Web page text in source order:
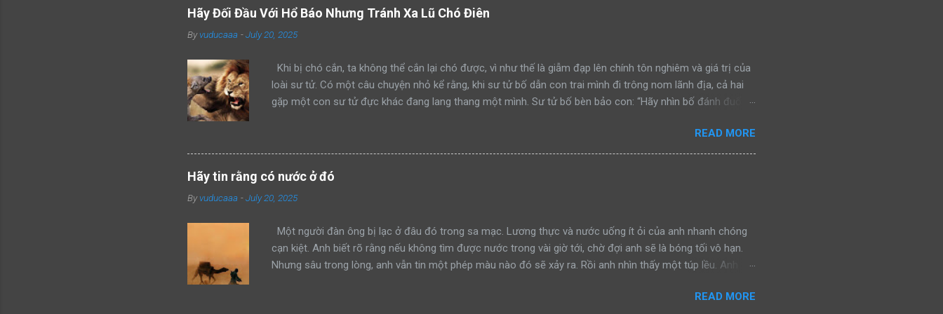
Hãy Đối Đầu Với Hổ Báo Nhưng Tránh Xa Lũ Chó Điên
Byvuducaaa -July 20, 2025
Khi bị chó cắn, ta không thể cắn lại chó được, vì như thế là giẫm đạp lên chính tôn nghiêm và giá trị của
loài sư tử. Có một câu chuyện nhỏ kể rằng, khi sư tử bố dẫn con trai mình đi trông nom lãnh địa, cả hai
gặp một con sư tử đực khác đang lang thang một mình. Sư tử bố bèn bảo con: “Hãy nhìn bố đánh đuổi
mình thành công. Một ngày khác, hai bố con sư tử tiếp tục dẫn nhau đi tuần tra, cả hai bắt gặp một con
hổ đang mon men săn mồi trong lãnh thổ. Sư tử bố quay sang bảo con: “Hãy nhìn bố đánh đuổi kẻ ngoại
bang này đi như thế nào mà học tập”. Rồi sư tử bố tiếp tục lao lên anh dũng chiến đấu, bảo vệ khu vực
của mình thành công. Lại một ngày khác, hai bố con sư tử trên đường tuần tra lại bắt gặp một con báo
mon men tiếp cận khu rừng. Sư tử bố tiếp tục quay sang bảo con nhìn mình đánh đuổi kẻ thù, rồi gầm lên
READ MORE
Hãy tin rằng có nước ở đó
Byvuducaaa -July 20, 2025
Một người đàn ông bị lạc ở đâu đó trong sa mạc. Lương thực và nước uống ít ỏi của anh nhanh chóng
cạn kiệt. Anh biết rõ rằng nếu không tìm được nước trong vài giờ tới, chờ đợi anh sẽ là bóng tối vô hạn.
Nhưng sâu trong lòng, anh vẫn tin một phép màu nào đó sẽ xảy ra. Rồi anh nhìn thấy một túp lều. Anh
đây, anh chẳng còn lựa chọn nào khác ngoài việc tin tưởng. Dù sao đi nữa, đây chính là hy vọng cuối
READ MORE